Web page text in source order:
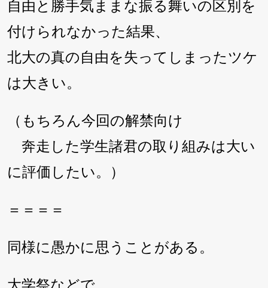
自由と勝手気ままな振る舞いの区別を
付けられなかった結果、
北大の真の自由を失ってしまったツケ
は大きい。
（もちろん今回の解禁向け
奔走した学生諸君の取り組みは大い
に評価したい。）
＝＝＝＝
同様に愚かに思うことがある。